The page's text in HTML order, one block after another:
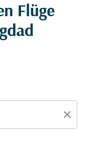
Flüge
close
und/oder Ziel)